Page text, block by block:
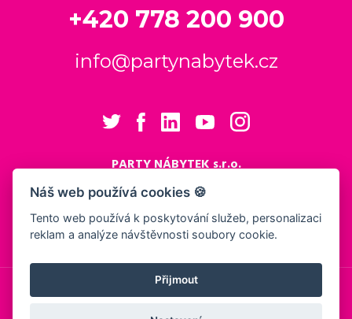
Náš web používá cookies 🍪
Tento web používá k poskytování služeb, personalizaci
reklam a analýze návštěvnosti soubory cookie.
Přijmout
+420 778 200 900
info@partynabytek.cz
PARTY NÁBYTEK s.r.o.
Cukrovarská 984
Logistický areál Cukrovar Čakovice
196 00 Praha 9 - Čakovice
© 2026, PARTY NÁBYTEK s.r.o.
Ochrana osobních údajů